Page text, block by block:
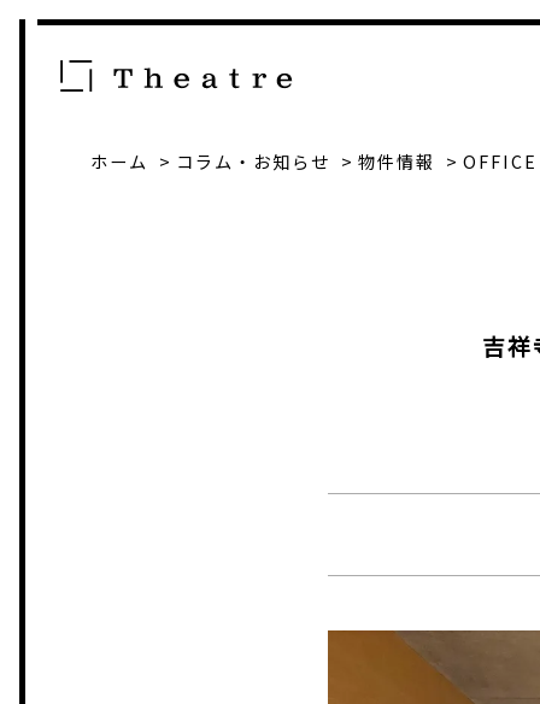
ホーム コラム・お知らせ 物件情報 OFFICE
吉